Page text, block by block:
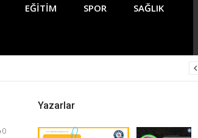
EĞITIM SPOR SAĞLIK
0
Yazarlar